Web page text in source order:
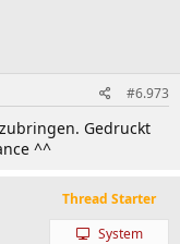
#6.973
Gedruckt
^^
Thread Starter
System